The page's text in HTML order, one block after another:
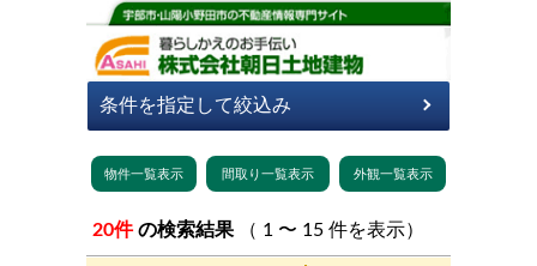
20件 の検索結果 （ 1 〜 15 件を表示）